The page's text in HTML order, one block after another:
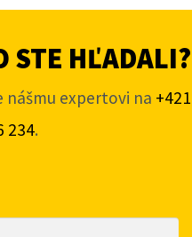
STE HĽADALI?
expertovi na +421
234.